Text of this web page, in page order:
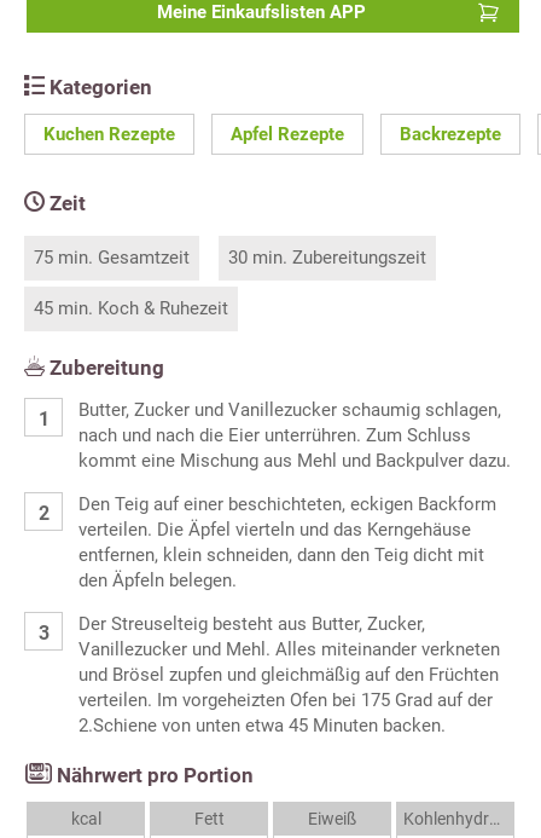
Meine Einkaufslisten APP
Kategorien
Kuchen Rezepte Apfel Rezepte Backrezepte
Zeit
75 min. Gesamtzeit 30 min. Zubereitungszeit
45 min. Koch & Ruhezeit
Zubereitung
Butter, Zucker und Vanillezucker schaumig schlagen,
nach und nach die Eier unterrühren. Zum Schluss
kommt eine Mischung aus Mehl und Backpulver dazu.
Den Teig auf einer beschichteten, eckigen Backform
verteilen. Die Äpfel vierteln und das Kerngehäuse
entfernen, klein schneiden, dann den Teig dicht mit
den Äpfeln belegen.
Der Streuselteig besteht aus Butter, Zucker,
Vanillezucker und Mehl. Alles miteinander verkneten
und Brösel zupfen und gleichmäßig auf den Früchten
verteilen. Im vorgeheizten Ofen bei 175 Grad auf der
2.Schiene von unten etwa 45 Minuten backen.
Nährwert pro Portion
kcal Fett Eiweiß Kohlenhydrate